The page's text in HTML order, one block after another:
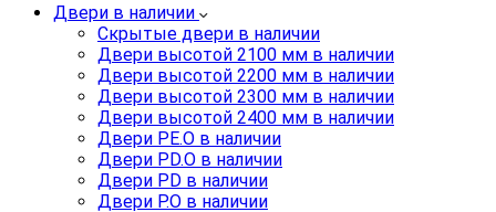
Двери в наличии
Скрытые двери в наличии
Двери высотой 2100 мм в наличии
Двери высотой 2200 мм в наличии
Двери высотой 2300 мм в наличии
Двери высотой 2400 мм в наличии
Двери PE.O в наличии
Двери PD.O в наличии
Двери PD в наличии
Двери P.O в наличии